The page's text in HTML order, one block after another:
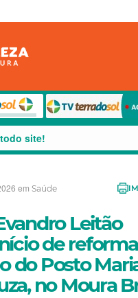
em Saúde
Leitão
de
do Posto
no Moura